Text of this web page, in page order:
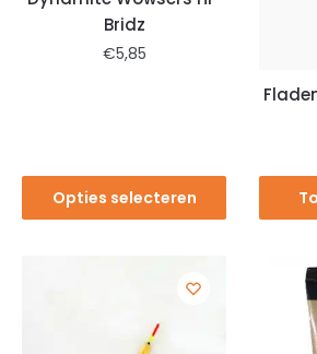
Bridz
€5,85
Opties selecteren